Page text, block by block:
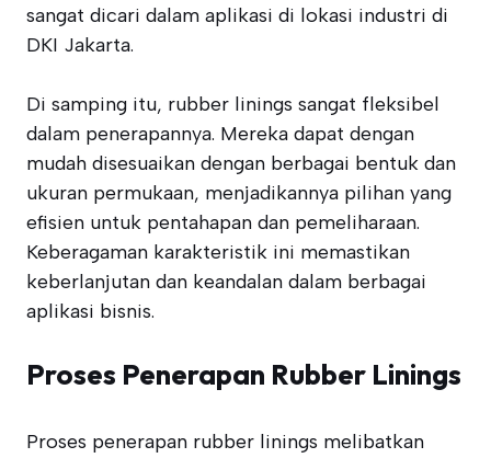
sangat dicari dalam aplikasi di lokasi industri di
DKI Jakarta.
Di samping itu, rubber linings sangat fleksibel
dalam penerapannya. Mereka dapat dengan
mudah disesuaikan dengan berbagai bentuk dan
ukuran permukaan, menjadikannya pilihan yang
efisien untuk pentahapan dan pemeliharaan.
Keberagaman karakteristik ini memastikan
keberlanjutan dan keandalan dalam berbagai
aplikasi bisnis.
Proses Penerapan Rubber Linings
Proses penerapan rubber linings melibatkan